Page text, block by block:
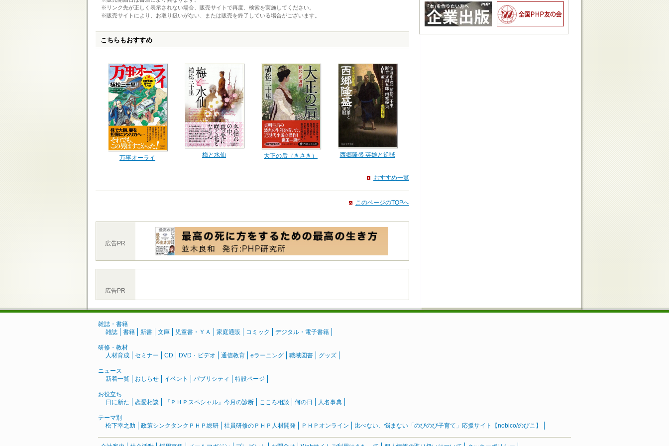
※リンク先が正しく表示されない場合、販売サイトで再度、検索を実施してください。
※販売サイトにより、お取り扱いがない、または販売を終了している場合がございます。
こちらもおすすめ
万事オーライ 梅と水仙 大正の后（きさき） 西郷隆盛 英雄と逆賊
おすすめ一覧
このページのTOPへ
広告PR
広告PR
雑誌・書籍
雑誌
書籍 新書 文庫 児童書・ＹＡ 家庭通販 コミック デジタル・電子書籍
研修・教材
人材育成
セミナー CD DVD・ビデオ 通信教育 eラーニング 職域図書 グッズ
ニュース
新着一覧
おしらせ イベント パブリシティ 特設ページ
お役立ち
日に新た
恋愛相談 『ＰＨＰスペシャル』今月の診断 こころ相談 何の日 人名事典
テーマ別
松下幸之助
政策シンクタンクＰＨＰ総研 社員研修のＰＨＰ人材開発 ＰＨＰオンライン 比べない、悩まない「のびのび子育て」応援サイト【nobico/のびこ】